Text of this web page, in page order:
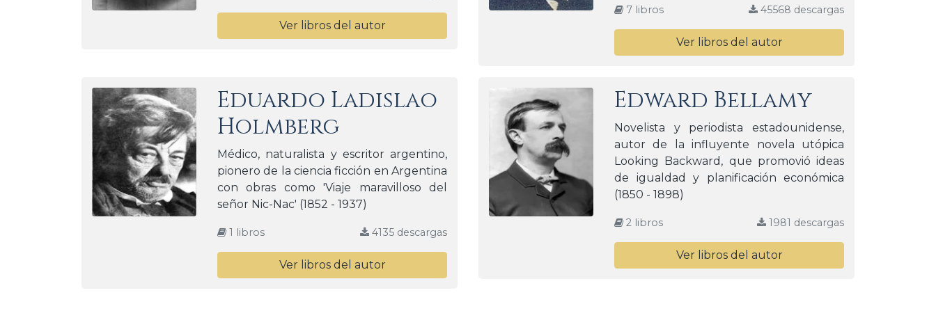
Ver libros del autor
7 libros 45568 descargas
Ver libros del autor
Eduardo Ladislao
Holmberg
Médico, naturalista y escritor argentino,
pionero de la ciencia ficción en Argentina
con obras como 'Viaje maravilloso del
señor Nic-Nac' (1852 - 1937)
1 libros 4135 descargas
Ver libros del autor
Edward Bellamy
Novelista y periodista estadounidense,
autor de la influyente novela utópica
Looking Backward, que promovió ideas
de igualdad y planificación económica
(1850 - 1898)
2 libros 1981 descargas
Ver libros del autor